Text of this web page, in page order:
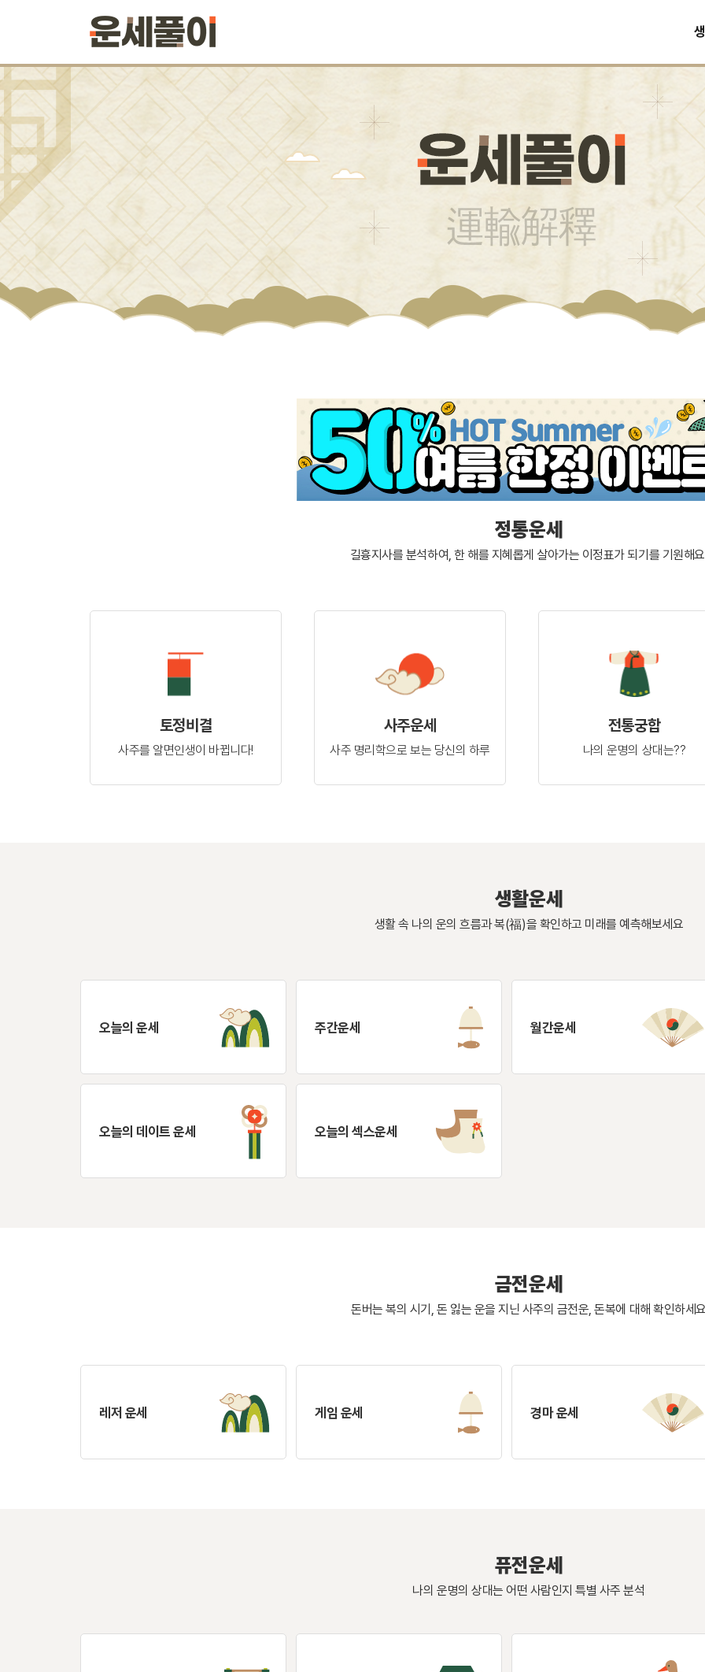
정통운세
길흉지사를 분석하여, 한 해를 지혜롭게 살아가는 이정표가 되기를 기원해
토정비결
사주를 알면인생이 바뀝니다!
사주운세
사주 명리학으로 보는 당신의 하루
전통궁합
나의 운명의 상대는??
생활운세
생활 속 나의 운의 흐름과 복(福)을 확인하고 미래를 예측해보세요
오늘의 운세 주간운세 월간운세
오늘의 데이트 운세 오늘의 섹스운세
금전운세
돈버는 복의 시기, 돈 잃는 운을 지닌 사주의 금전운, 돈복에 대해 확인하세
레저 운세 게임 운세 경마 운세
퓨전운세
나의 운명의 상대는 어떤 사람인지 특별 사주 분석